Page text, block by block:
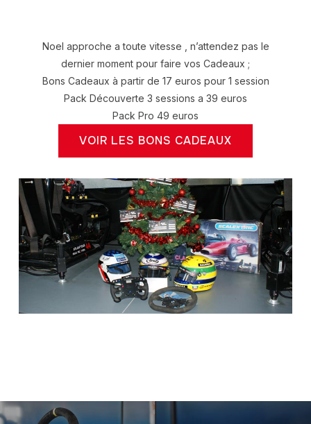
Noel approche a toute vitesse , n’attendez pas le
dernier moment pour faire vos Cadeaux ;
Bons Cadeaux à partir de 17 euros pour 1 session
Pack Découverte 3 sessions a 39 euros
Pack Pro 49 euros
VOIR LES BONS CADEAUX